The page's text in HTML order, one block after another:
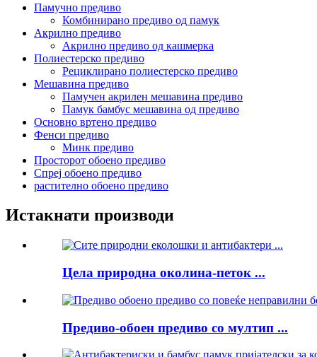
Памучно предиво
Комбинирано предиво од памук
Акрилно предиво
Акрилно предиво од кашмерка
Полиестерско предиво
Рециклирано полиестерско предиво
Мешавина предиво
Памучен акрилен мешавина предиво
Памук бамбус мешавина од предиво
Основно вртено предиво
Фенси предиво
Минк предиво
Просторот обоено предиво
Спреј обоено предиво
растително обоено предиво
Истакнати производи
Цела природна околина-петок ...
Предиво-обоен предиво со мултип ...